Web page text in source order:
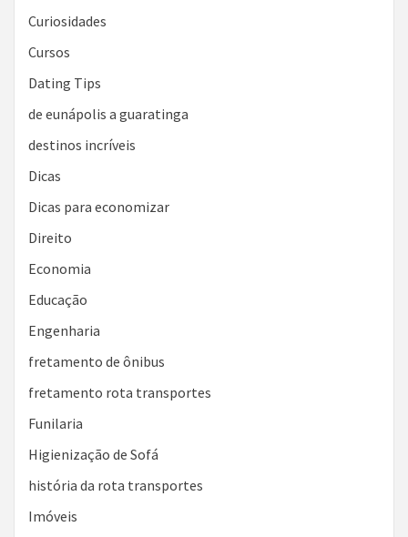
Curiosidades
Cursos
Dating Tips
de eunápolis a guaratinga
destinos incríveis
Dicas
Dicas para economizar
Direito
Economia
Educação
Engenharia
fretamento de ônibus
fretamento rota transportes
Funilaria
Higienização de Sofá
história da rota transportes
Imóveis